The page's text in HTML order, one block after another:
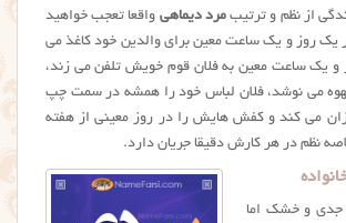
از نظم و ترتیبمرد دیماهی واقعا تعجب خواهید
یک روز و یک ساعت معین برای والدین خود کاغذ می
و یک ساعت معین به فلان قوم خویش تلفن می زند،
می نوشد، فلان لباس خود را همشه در سمت چپ
می کند و کفش هایش را در روز معینی از هفته
نظم در هر کارش دقیقا جریان دارد.
جدی و خشک اما